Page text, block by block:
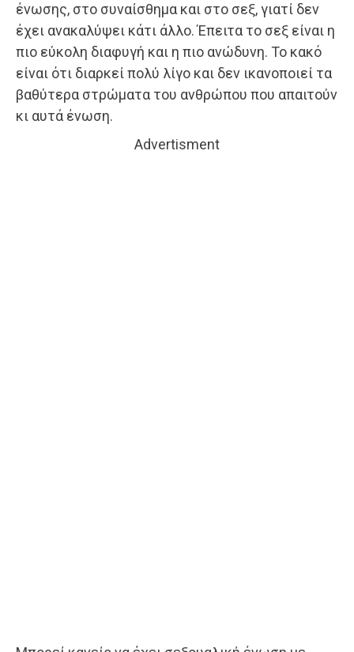
ένωσης, στο συναίσθημα και στο σεξ, γιατί δεν
έχει ανακαλύψει κάτι άλλο. Έπειτα το σεξ είναι η
πιο εύκολη διαφυγή και η πιο ανώδυνη. Το κακό
είναι ότι διαρκεί πολύ λίγο και δεν ικανοποιεί τα
βαθύτερα στρώματα του ανθρώπου που απαιτούν
κι αυτά ένωση.
Advertisment